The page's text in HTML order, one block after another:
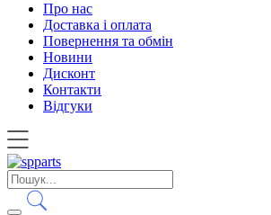
Про нас
Доставка і оплата
Повернення та обмін
Новини
Дисконт
Контакти
Відгуки